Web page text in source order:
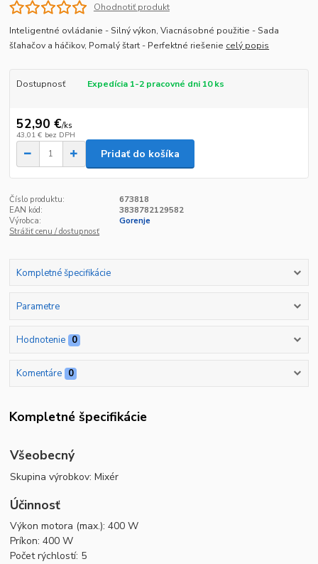
Ohodnotiť produkt
Inteligentné ovládanie - Silný výkon, Viacnásobné použitie - Sada
šľahačov a háčikov, Pomalý štart - Perfektné riešenie celý popis
Dostupnosť Expedícia 1-2 pracovné dni 10 ks
52,90 €/ks
43,01 € bez DPH
Pridať do košíka
Číslo produktu:
673818
EAN kód:
3838782129582
Výrobca:
Gorenje
Strážiť cenu / dostupnosť
Kompletné špecifikácie
Parametre
Hodnotenie 0
Komentáre 0
Kompletné špecifikácie
Všeobecný
Skupina výrobkov: Mixér
Účinnosť
Výkon motora (max.): 400 W
Príkon: 400 W
Počet rýchlostí: 5